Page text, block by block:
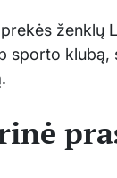
sporto